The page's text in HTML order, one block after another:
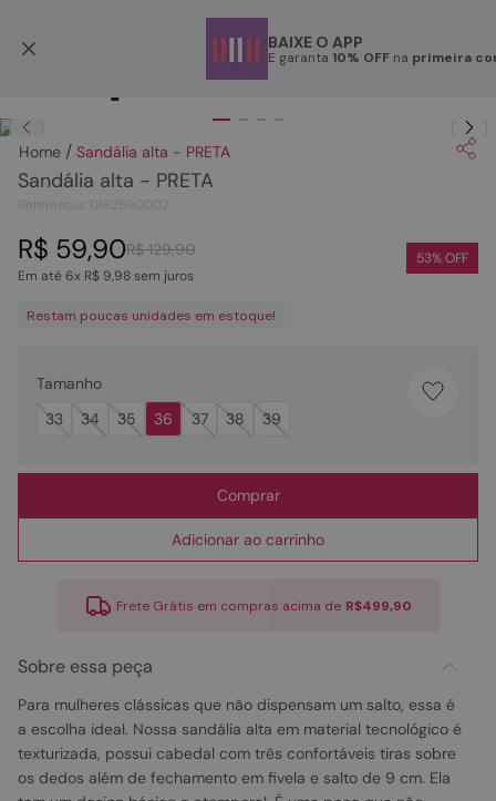
BAIXE O APP
E garanta 10% OFF na primeira
Parcele em até 6x
Sandália alta - PRETA
Sandália alta - PRETA
R$ 129,90
R$ 59,90
Em até6x R$ 9,98sem juros
53% OFF
Restam poucas unidades em estoque!
Tamanho
33
34 35 36 37 38 39
Comprar
Adicionar ao carrinho
Frete Grátis em compras acima de R$499,90
Sobre essa peça
Para mulheres clássicas que não dispensam um salto, essa é
a escolha ideal. Nossa sandália alta em material tecnológico é
texturizada, possui cabedal com três confortáveis tiras sobre
os dedos além de fechamento em fivela e salto de 9 cm. Ela
1
2º
tenis
4º
sandalia
5º
rasteira
6º
tamanco
sapatilha
óculos
10º couro